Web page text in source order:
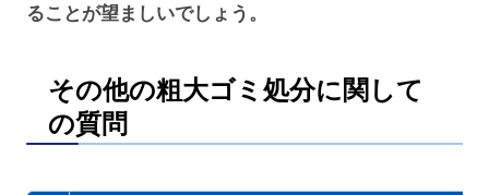
ることが望ましいでしょう。
その他の粗大ゴミ処分に関して
の質問